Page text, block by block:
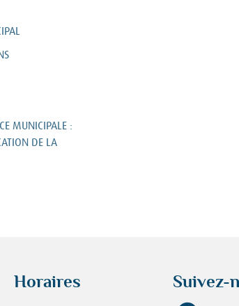
MUNICIPALE :
DE LA
Horaires Suivez-